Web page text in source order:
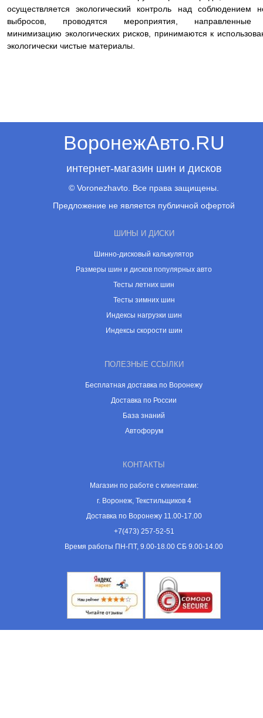
осуществляется экологический контроль над соблюдением
выбросов, проводятся мероприятия,
минимизацию экологических рисков, принимаются к
экологически чистые материалы.
ВоронежАвто.RU
интернет-магазин шин и дисков
© Voronezhavto. Все права защищены.
Предложение не является публичной офертой
ШИНЫ И ДИСКИ
Шинно-дисковый калькулятор
Размеры шин и дисков популярных авто
Тесты летних шин
Тесты зимних шин
Индексы нагрузки шин
Индексы скорости шин
ПОЛЕЗНЫЕ ССЫЛКИ
Бесплатная доставка по Воронежу
Доставка по России
База знаний
Автофорум
КОНТАКТЫ
Магазин по работе с клиентами:
г. Воронеж, Текстильщиков 4
Доставка по Воронежу 11.00-17.00
+7(473) 257-52-51
Время работы ПН-ПТ, 9.00-18.00 СБ 9.00-14.00